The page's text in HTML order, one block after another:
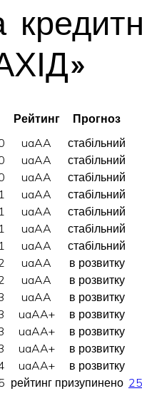
Рейтинг
Прогноз
uaAA
стабільний
uaAA
стабільний
uaAA
стабільний
uaAA
стабільний
uaAA
стабільний
uaAA
стабільний
uaAA
стабільний
uaAA
в розвитку
uaAA
в розвитку
uaAA
в розвитку
uaAA+
в розвитку
uaAA+
в розвитку
uaAA+
в розвитку
uaAA+
в розвитку
рейтинг призупинено